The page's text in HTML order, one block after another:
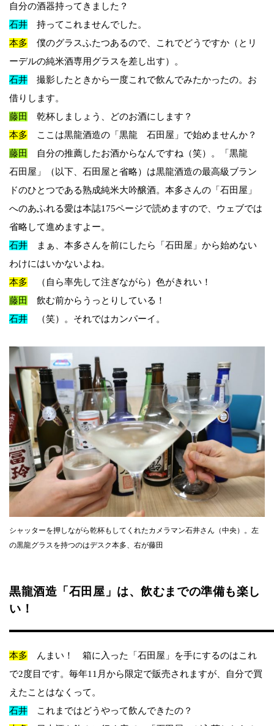
自分の酒器持ってきました？
石井 持ってこれませんでした。
本多 僕のグラスふたつあるので、これでどうですか（とリ
ーデルの純米酒専用グラスを差し出す）。
石井 撮影したときから一度これで飲んでみたかったの。お
借りします。
藤田
乾杯しましょう、どのお酒にします？
本多 ここは黒龍酒造の「黒龍 石田屋」で始めませんか？
藤田
自分の推薦したお酒からなんですね（笑）。「黒龍
石田屋」（以下、石田屋と省略）は黒龍酒造の最高級ブラン
ドのひとつである熟成純米大吟醸酒。本多さんの「石田屋」
へのあふれる愛は本誌175ページで読めますので、ウェブでは
省略して進めますよー。
石井 まぁ、本多さんを前にしたら「石田屋」から始めない
わけにはいかないよね。
本多 （自ら率先して注ぎながら）色がきれい！
藤田
飲む前からうっとりしている！
石井 （笑）。それではカンパーイ。
シャッターを押しながら乾杯もしてくれたカメラマン石井さん（中央）。左
の黒龍グラスを持つのはデスク本多、右が藤田
黒龍酒造「石田屋」は、飲むまでの準備も楽し
い！
本多 んまい！ 箱に入った「石田屋」を手にするのはこれ
で2度目です。毎年11月から限定で販売されますが、自分で買
えたことはなくって。
石井 これまではどうやって飲んできたの？